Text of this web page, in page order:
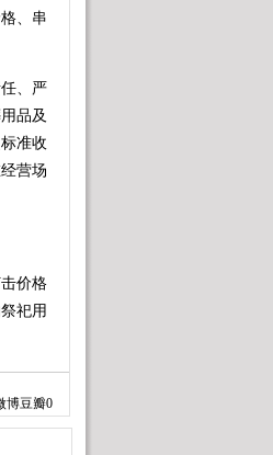
、串
、严
品及
准收
营场
价格
祀用
12315
博豆瓣0